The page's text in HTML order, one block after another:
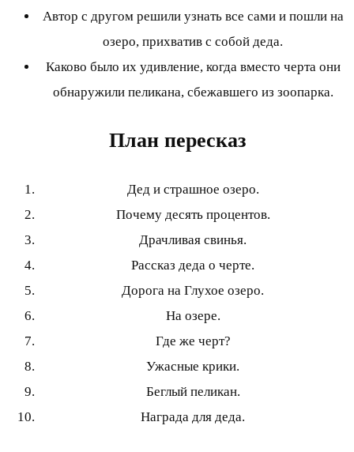
Автор с другом решили узнать все сами и пошли на
озеро, прихватив с собой деда.
Каково было их удивление, когда вместо черта они
обнаружили пеликана, сбежавшего из зоопарка.
План пересказ
Дед и страшное озеро.
Почему десять процентов.
Драчливая свинья.
Рассказ деда о черте.
Дорога на Глухое озеро.
На озере.
Где же черт?
Ужасные крики.
Беглый пеликан.
Награда для деда.